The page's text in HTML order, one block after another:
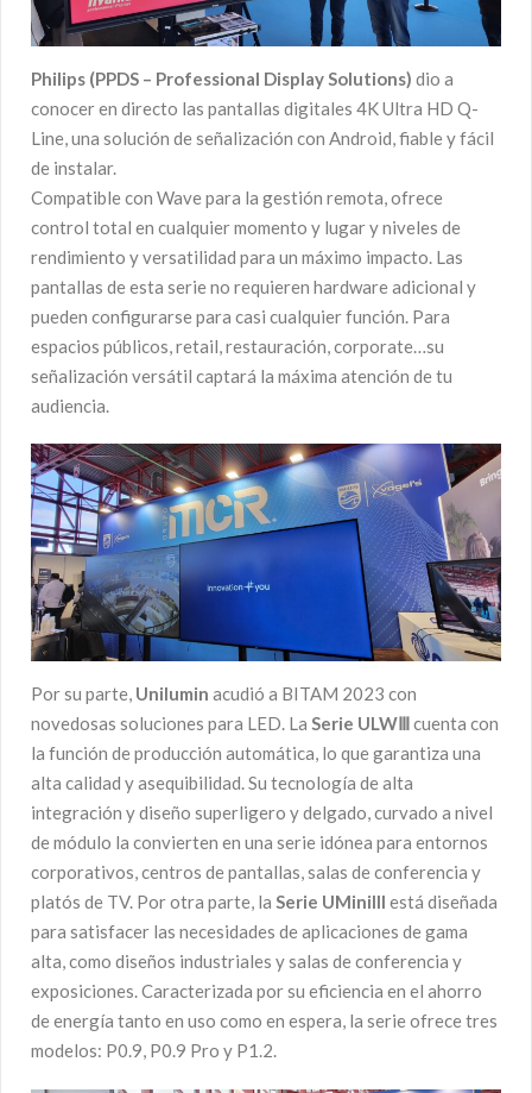
Philips (PPDS – Professional Display Solutions) dio a
conocer en directo las pantallas digitales 4K Ultra HD Q-
Line, una solución de señalización con Android, fiable y fácil
de instalar.
Compatible con Wave para la gestión remota, ofrece
control total en cualquier momento y lugar y niveles de
rendimiento y versatilidad para un máximo impacto. Las
pantallas de esta serie no requieren hardware adicional y
pueden configurarse para casi cualquier función. Para
espacios públicos, retail, restauración, corporate…su
señalización versátil captará la máxima atención de tu
audiencia.
Por su parte, Unilumin acudió a BITAM 2023 con
novedosas soluciones para LED. La Serie ULWⅢcuenta con
la función de producción automática, lo que garantiza una
alta calidad y asequibilidad. Su tecnología de alta
integración y diseño superligero y delgado, curvado a nivel
de módulo la convierten en una serie idónea para entornos
corporativos, centros de pantallas, salas de conferencia y
platós de TV. Por otra parte, la Serie UMiniIII está diseñada
para satisfacer las necesidades de aplicaciones de gama
alta, como diseños industriales y salas de conferencia y
exposiciones. Caracterizada por su eficiencia en el ahorro
de energía tanto en uso como en espera, la serie ofrece tres
modelos: P0.9, P0.9 Pro y P1.2.